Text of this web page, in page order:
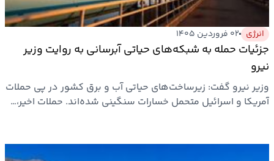
انرژی ۰۲ فروردین ۱۴۰۵
جزئیات حمله به شبکه‌های حیاتی آبرسانی به روایت وزیر
نیرو
وزیر نیرو گفت: زیرساخت‌های حیاتی آب و برق کشور در پی حملات
آمریکا و اسرائیل متحمل خسارات سنگینی شده‌اند. حملات اخیر،…